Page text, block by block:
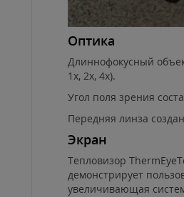
Оптика
Длиннофокусный
1х, 2х, 4х).
Угол поля зрения
Передняя линза
Экран
Тепловизор
демонстрирует
увеличивающая